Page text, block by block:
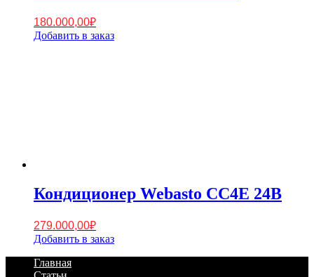
180.000,00₽
Добавить в заказ
Кондиционер Webasto СС4E 24В
279.000,00₽
Добавить в заказ
Footer
ПерейтиГлавная